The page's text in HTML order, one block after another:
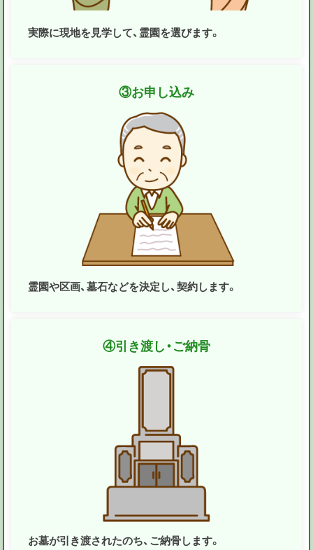
実際に現地を見学して、霊園を選びます。
③お申し込み
霊園や区画、墓石などを決定し、契約します。
④引き渡し・ご納骨
お墓が引き渡されたのち、ご納骨します。